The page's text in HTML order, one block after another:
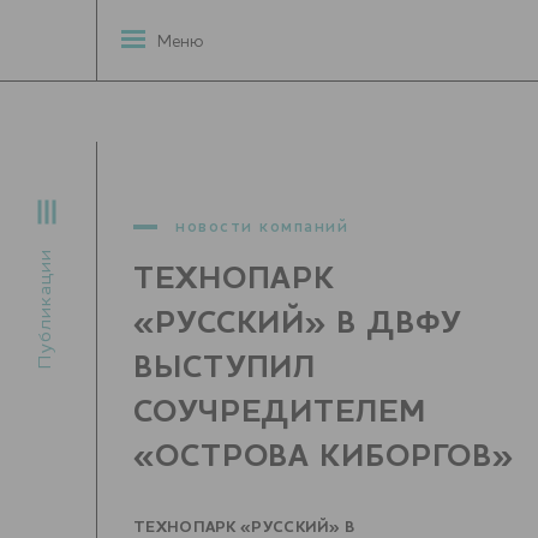
Публикации
Меню
новости компаний
ТЕХНОПАРК
«РУССКИЙ» В ДВФУ
ВЫСТУПИЛ
СОУЧРЕДИТЕЛЕМ
«ОСТРОВА КИБОРГОВ»
ТЕХНОПАРК «РУССКИЙ» В